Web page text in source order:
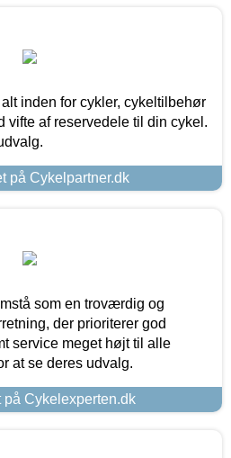
inden for cykler, cykeltilbehør
vifte af reservedele til din cykel.
på Cykelpartner.dk
som en troværdig og
der prioriterer god
service meget højt til alle
at se deres udvalg.
på Cykelexperten.dk